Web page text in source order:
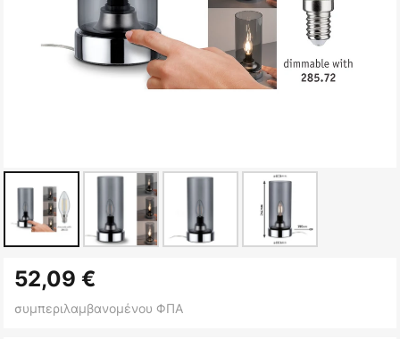
στην
αρχή
52,09 €
συμπεριλαμβανομένου ΦΠΑ